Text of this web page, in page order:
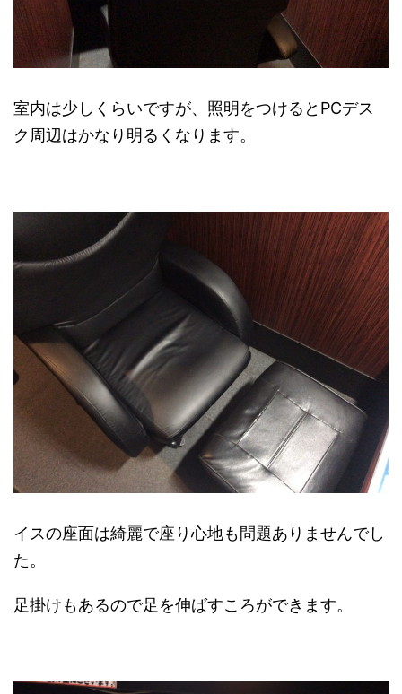
室内は少しくらいですが、照明をつけるとPCデス
ク周辺はかなり明るくなります。
イスの座面は綺麗で座り心地も問題ありませんでし
た。
足掛けもあるので足を伸ばすころができます。